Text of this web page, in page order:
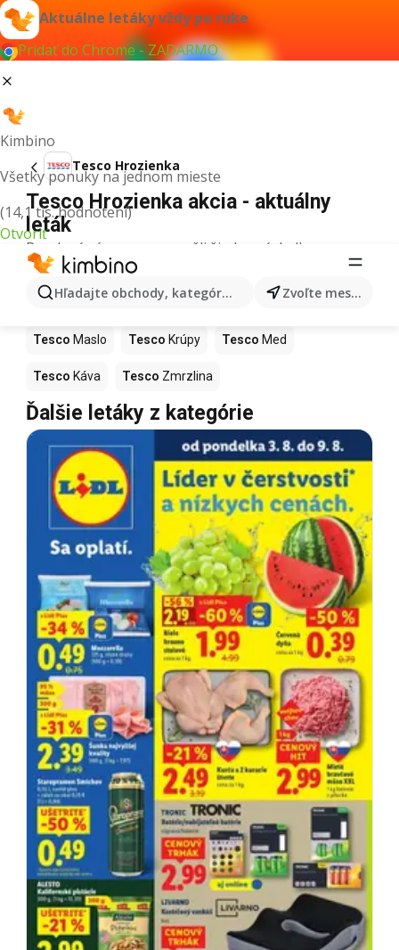
Aktuálne letáky vždy po ruke
Pridať do Chrome - ZADARMO
Kimbino
Všetky ponuky na jednom mieste
(14,1 tis. hodnotení)
Otvoriť
Hľadajte obchody, kategórie, produkty... Zvoľte mesto
Tesco Hrozienka
Tesco Hrozienka akcia - aktuálny
leták
Pre daný výraz sme nenašli žiadne výsledky.
Ďalšie produkty v obchodoch Tesco
Tesco Pizza Tesco Kiwi Mango
Tesco Maslo Tesco Krúpy Tesco Med
Tesco Káva Tesco Zmrzlina
Ďalšie letáky z kategórie